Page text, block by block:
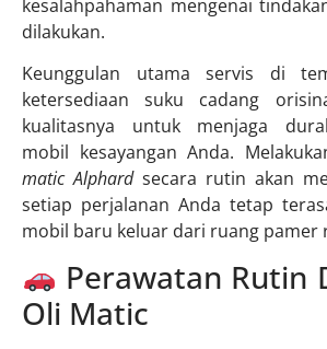
kesalahpahaman mengenai
dilakukan.
Keunggulan utama servis di
ketersediaan suku cadang
kualitasnya untuk menjaga
mobil kesayangan Anda.
matic Alphardsecara rutin akan
setiap perjalanan Anda tetap
mobil baru keluar dari ruang pamer
Perawatan Rutin
Oli Matic